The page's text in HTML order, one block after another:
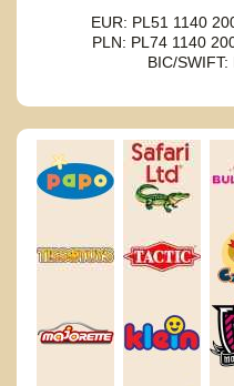
EUR: PL51 1140
PLN: PL74 1140
BIC/SWIFT: